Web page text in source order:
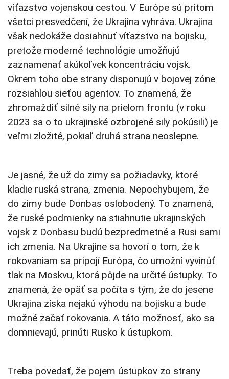
víťazstvo vojenskou cestou. V Európe sú pritom
všetci presvedčení, že Ukrajina vyhráva. Ukrajina
však nedokáže dosiahnuť víťazstvo na bojisku,
pretože moderné technológie umožňujú
zaznamenať akúkoľvek koncentráciu vojsk.
Okrem toho obe strany disponujú v bojovej zóne
rozsiahlou sieťou agentov. To znamená, že
zhromaždiť silné sily na prielom frontu (v roku
2023 sa o to ukrajinské ozbrojené sily pokúsili) je
veľmi zložité, pokiaľ druhá strana neoslepne.
Je jasné, že už do zimy sa požiadavky, ktoré
kladie ruská strana, zmenia. Nepochybujem, že
do zimy bude Donbas oslobodený. To znamená,
že ruské podmienky na stiahnutie ukrajinských
vojsk z Donbasu budú bezpredmetné a Rusi sami
ich zmenia. Na Ukrajine sa hovorí o tom, že k
rokovaniam sa pripojí Európa, čo umožní vyvinúť
tlak na Moskvu, ktorá pôjde na určité ústupky. To
znamená, že opäť sa počíta s tým, že do jesene
Ukrajina získa nejakú výhodu na bojisku a bude
možné začať rokovania. A táto možnosť, ako sa
domnievajú, prinúti Rusko k ústupkom.
Treba povedať, že pojem ústupkov zo strany